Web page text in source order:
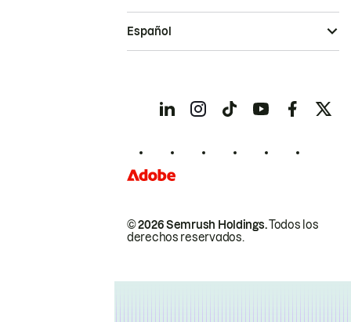
© 2026 Semrush Holdings.Todos los
derechos reservados.
Español